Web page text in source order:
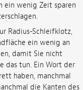
ein wenig Zeit sparen
Radius-Schleifklotz,
ein wenig an
damit Sie nicht
das tun. Ein Wort der
haben, manchmal
die Kanten des